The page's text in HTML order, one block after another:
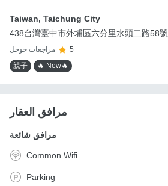
Taiwan, Taichung City
438台灣臺中市外埔區六分里水頭二路58號
مراجعات جوجل
5
親子
🔥 New🔥
مرافق العقار
مرافق شائعة
Common Wifi
Parking